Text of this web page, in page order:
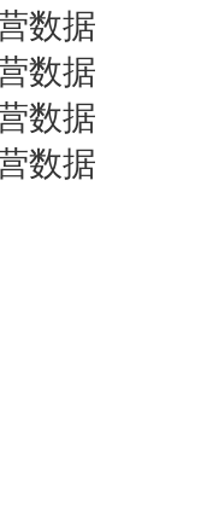
数据
数据
数据
数据